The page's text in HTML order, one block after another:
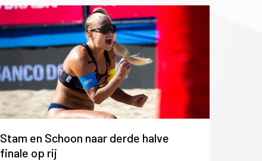
Stam en Schoon naar derde halve
finale op rij